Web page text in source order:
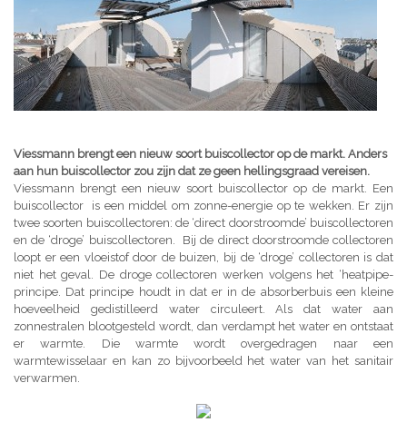
Viessmann brengt een nieuw soort buiscollector op de markt. Anders
aan hun buiscollector zou zijn dat ze geen hellingsgraad vereisen.
Viessmann brengt een nieuw soort buiscollector op de markt. Een
buiscollector is een middel om zonne-energie op te wekken. Er zijn
twee soorten buiscollectoren: de ‘direct doorstroomde’ buiscollectoren
en de ‘droge’ buiscollectoren. Bij de direct doorstroomde collectoren
loopt er een vloeistof door de buizen, bij de ‘droge’ collectoren is dat
niet het geval. De droge collectoren werken volgens het ‘heatpipe-
principe. Dat principe houdt in dat er in de absorberbuis een kleine
hoeveelheid gedistilleerd water circuleert. Als dat water aan
zonnestralen blootgesteld wordt, dan verdampt het water en ontstaat
er warmte. Die warmte wordt overgedragen naar een
warmtewisselaar en kan zo bijvoorbeeld het water van het sanitair
verwarmen.